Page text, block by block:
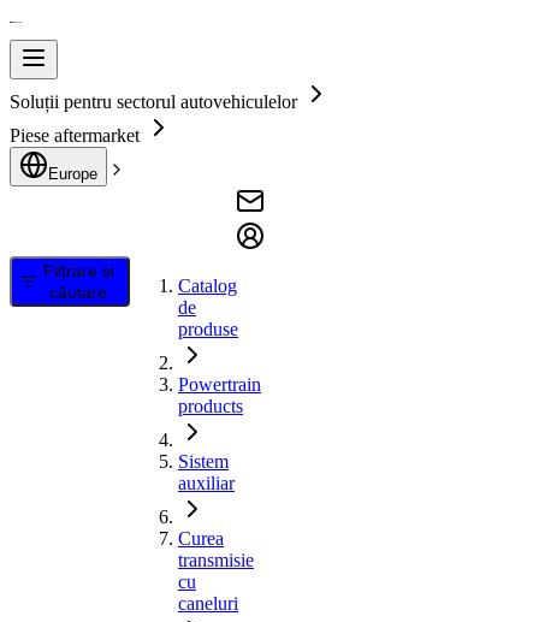
Soluții pentru sectorul autovehiculelor
Piese aftermarket
Europe
Filtrare și
căutare
Catalog
de
produse
Powertrain
products
Sistem
auxiliar
Curea
transmisie
cu
caneluri